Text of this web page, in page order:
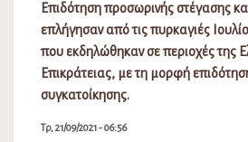
Επιδότηση προσωρινής στέγασης
επλήγησαν από τις πυρκαγιές
που εκδηλώθηκαν σε περιοχές της
Επικράτειας, με τη μορφή
συγκατοίκησης.
Τρ, 21/09/2021 - 06:56